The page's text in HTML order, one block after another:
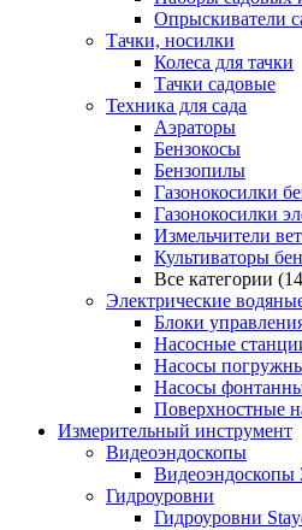
Опрыскиватели
Тачки, носилки
Колеса для тачки
Тачки садовые
Техника для сада
Аэраторы
Бензокосы
Бензопилы
Газонокосилки
Газонокосилки
Измельчители
Культиваторы
Все категории
Электрические
Блоки
Насосные
Насосы
Насосы
Поверхностные
Измерительный инструмент
Видеоэндоскопы
Видеоэндоскопы
Гидроуровни
Гидроуровни